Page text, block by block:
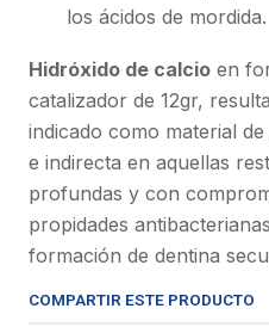
los ácidos de mordida.
Hidróxido de calcio en
catalizador de 12gr,
indicado como material
e indirecta en aquellas
profundas y con
propidades
formación de dentina
COMPARTIR ESTE PRODUCTO